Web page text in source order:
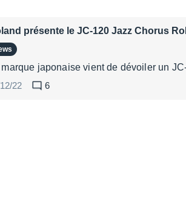
présente le JC-120 Jazz Chorus
marque japonaise vient de dévoiler un
22
6